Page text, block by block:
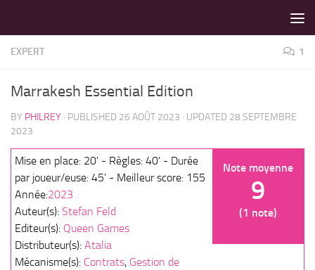
EXPERT 1
Marrakesh Essential Edition
BY PHILREY · PUBLISHED 26 AOÛT 2023 · UPDATED 28 SEPTEMBRE
2023
Note moyenne
9
(1 note)
Mise en place: 20' - Règles: 40' - Durée
par joueur/euse: 45' - Meilleur score: 155
Année:2023
Auteur(s): Stefan Feld
Editeur(s): Queen Games
Distributeur(s): Atalia
Mécanisme(s): Contrats, Gestion de